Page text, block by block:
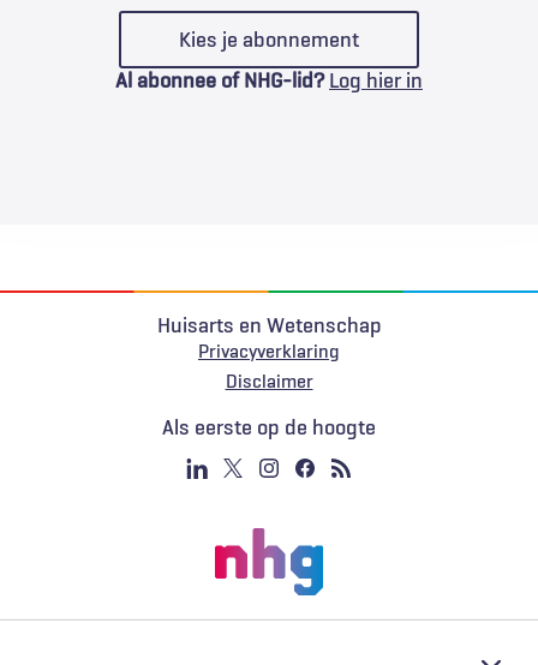
Kies je abonnement
Al abonnee of NHG-lid? Log hier in
Huisarts en Wetenschap
Privacyverklaring
Voet
Disclaimer
Als eerste op de hoogte